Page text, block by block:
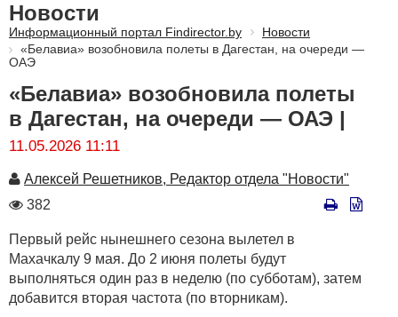
Новости
Информационный портал Findirector.by
Новости
«Белавиа» возобновила полеты в Дагестан, на очереди —
ОАЭ
«Белавиа» возобновила полеты
в Дагестан, на очереди — ОАЭ |
11.05.2026 11:11
Автор
Алексей Решетников, Редактор отдела "Новости"
Количество
382
Первый рейс нынешнего сезона вылетел в
Махачкалу 9 мая. До 2 июня полеты будут
выполняться один раз в неделю (по субботам), затем
добавится вторая частота (по вторникам).